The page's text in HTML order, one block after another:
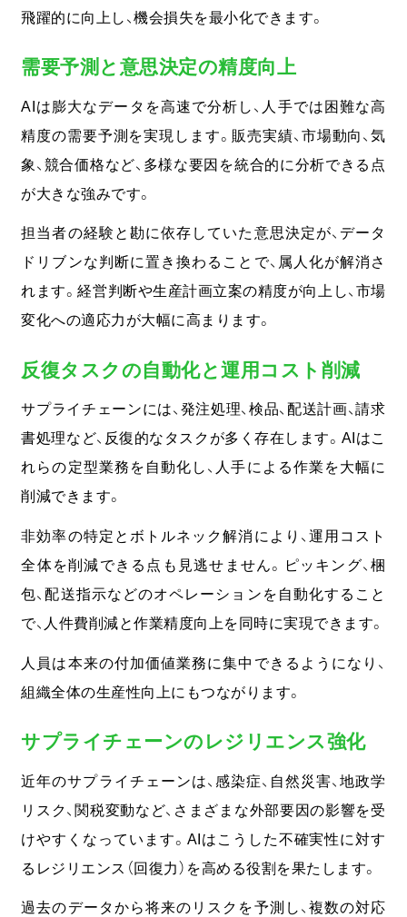
飛躍的に向上し、機会損失を最小化できます。
需要予測と意思決定の精度向上
AIは膨大なデータを高速で分析し、人手では困難な高
精度の需要予測を実現します。販売実績、市場動向、気
象、競合価格など、多様な要因を統合的に分析できる点
が大きな強みです。
担当者の経験と勘に依存していた意思決定が、データ
ドリブンな判断に置き換わることで、属人化が解消さ
れます。経営判断や生産計画立案の精度が向上し、市場
変化への適応力が大幅に高まります。
反復タスクの自動化と運用コスト削減
サプライチェーンには、発注処理、検品、配送計画、請求
書処理など、反復的なタスクが多く存在します。AIはこ
れらの定型業務を自動化し、人手による作業を大幅に
削減できます。
非効率の特定とボトルネック解消により、運用コスト
全体を削減できる点も見逃せません。
ピッキング、梱
包、配送指示などのオペレーションを自動化すること
で、人件費削減と作業精度向上を同時に実現できます。
人員は本来の付加価値業務に集中できるようになり、
組織全体の生産性向上にもつながります。
サプライチェーンのレジリエンス強化
近年のサプライチェーンは、感染症、自然災害、地政学
リスク、関税変動など、さまざまな外部要因の影響を受
けやすくなっています。AIはこうした不確実性に対す
るレジリエンス（回復力）を高める役割を果たします。
過去のデータから将来のリスクを予測し、複数の対応